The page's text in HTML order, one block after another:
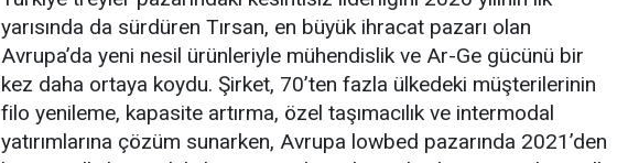
yarısında da sürdüren Tırsan, en büyük ih­racat pazarı olan
Avrupa’da yeni nesil ürünleriyle mühendislik ve Ar-Ge gücünü bir
kez daha orta­ya koydu. Şirket, 70’ten fazla ül­kedeki müşterilerinin
filo yenile­me, kapasite artırma, özel taşıma­cılık ve intermodal
yatırımlarına çözüm sunarken, Avrupa lowbed pazarında 2021’den